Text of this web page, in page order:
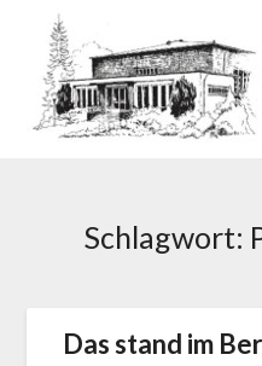
Schlagwort:
Das stand im